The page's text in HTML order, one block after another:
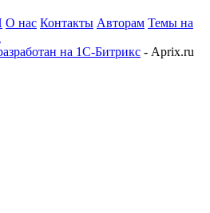
О нас Контакты Авторам Темы на
на 1С-Битрикс - Aprix.ru